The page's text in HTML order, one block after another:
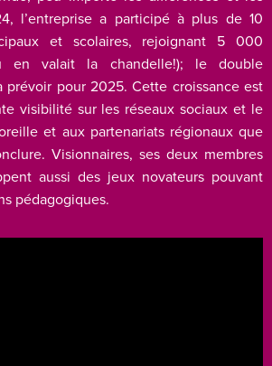
l’entreprise a participé à plus de 10
et scolaires, rejoignant 5 000
en valait la chandelle!); le double
prévoir pour 2025. Cette croissance est
visibilité sur les réseaux sociaux et le
et aux partenariats régionaux que
Visionnaires, ses deux membres
aussi des jeux novateurs pouvant
pédagogiques.